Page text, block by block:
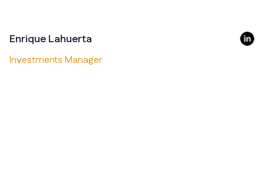
Enrique Lahuerta
Investments Manager